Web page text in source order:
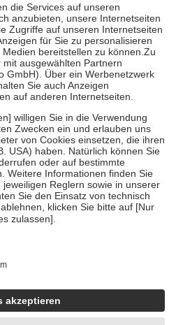
auch für Online-Apotheken.
Krankenpflege beträgt die
sowie zehn Euro je
für ihre eigene Gesundheit zu
der Familie zu unterstützen,
zum vollendeten 18. Lebensjahr
und Früherkennung, die von der
es sich um echte Bewertungen
articles/4419944605341
unter Zuhilfenahme künstlicher